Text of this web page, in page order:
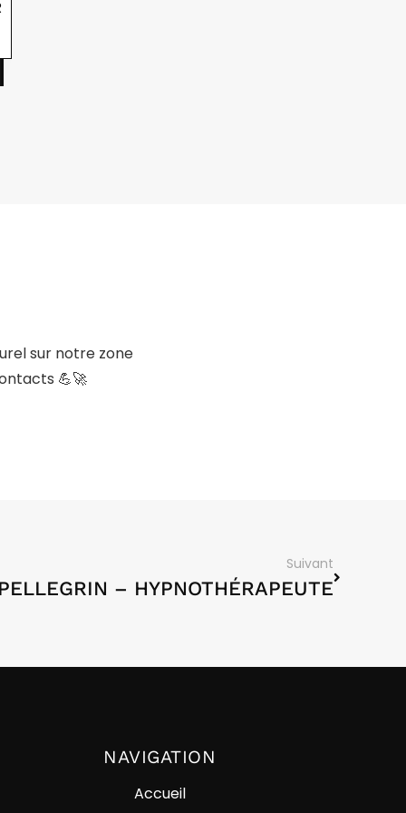
sur notre zone
💪🚀
Suivant
– HYPNOTHÉRAPEUTE
NAVIGATION
Accueil